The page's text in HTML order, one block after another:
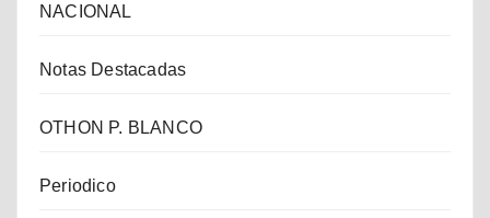
NACIONAL
Notas Destacadas
OTHON P. BLANCO
Periodico